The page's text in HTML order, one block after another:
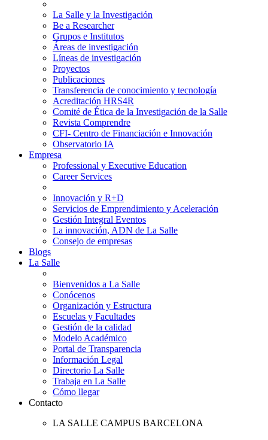
La Salle y la Investigación
Be a Researcher
Grupos e Institutos
Áreas de investigación
Líneas de investigación
Proyectos
Publicaciones
Transferencia de conocimiento y tecnología
Acreditación HRS4R
Comité de Ética de la Investigación de la Salle
Revista Comprendre
CFI- Centro de Financiación e Innovación
Observatorio IA
Empresa
Professional y Executive Education
Career Services
Innovación y R+D
Servicios de Emprendimiento y Aceleración
Gestión Integral Eventos
La innovación, ADN de La Salle
Consejo de empresas
Blogs
La Salle
Bienvenidos a La Salle
Conócenos
Organización y Estructura
Escuelas y Facultades
Gestión de la calidad
Modelo Académico
Portal de Transparencia
Información Legal
Directorio La Salle
Trabaja en La Salle
Cómo llegar
Contacto
LA SALLE CAMPUS BARCELONA